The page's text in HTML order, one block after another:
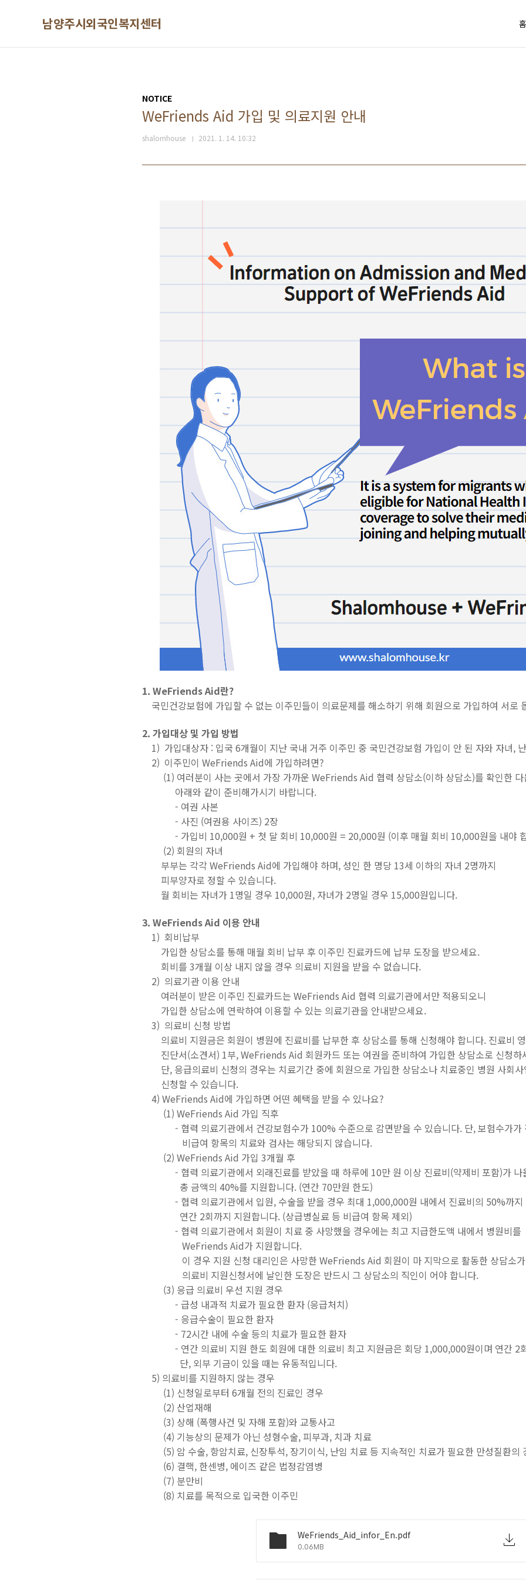
남양주시외국인복지센터 홈
NOTICE
WeFriends Aid 가입 및 의료지원 안내
shalomhouse 2021. 1. 14. 10:32
1. WeFriends Aid란?
국민건강보험에 가입할 수 없는 이주민들이 의료문제를 해소하기 위해 회원으로 가입하여 서로
2. 가입대상 및 가입 방법
1) 가입대상자 : 입국 6개월이 지난 국내 거주 이주민 중 국민건강보험 가입이 안 된 자와 자녀,
2) 이주민이 WeFriends Aid에 가입하려면?
(1) 여러분이 사는 곳에서 가장 가까운 WeFriends Aid 협력 상담소(이하 상담소)를 확인한 다
아래와 같이 준비해가시기 바랍니다.
- 여권 사본
- 사진 (여권용 사이즈) 2장
- 가입비 10,000원 + 첫 달 회비 10,000원 = 20,000원 (이후 매월 회비 10,000원을 내야
(2) 회원의 자녀
부부는 각각 WeFriends Aid에 가입해야 하며, 성인 한 명당 13세 이하의 자녀 2명까지
피부양자로 정할 수 있습니다.
월 회비는 자녀가 1명일 경우 10,000원, 자녀가 2명일 경우 15,000원입니다.
3. WeFriends Aid 이용 안내
1) 회비납부
가입한 상담소를 통해 매월 회비 납부 후 이주민 진료카드에 납부 도장을 받으세요.
회비를 3개월 이상 내지 않을 경우 의료비 지원을 받을 수 없습니다.
2) 의료기관 이용 안내
여러분이 받은 이주민 진료카드는 WeFriends Aid 협력 의료기관에서만 적용되오니
가입한 상담소에 연락하여 이용할 수 있는 의료기관을 안내받으세요.
3) 의료비 신청 방법
의료비 지원금은 회원이 병원에 진료비를 납부한 후 상담소를 통해 신청해야 합니다. 진료비
진단서(소견서) 1부, WeFriends Aid 회원카드 또는 여권을 준비하여 가입한 상담소로 신청하
단, 응급의료비 신청의 경우는 치료기간 중에 회원으로 가입한 상담소나 치료중인 병원 사회사
신청할 수 있습니다.
4) WeFriends Aid에 가입하면 어떤 혜택을 받을 수 있나요?
(1) WeFriends Aid 가입 직후
- 협력 의료기관에서 건강보험수가 100% 수준으로 감면받을 수 있습니다. 단, 보험수가가
비급여 항목의 치료와 검사는 해당되지 않습니다.
(2) WeFriends Aid 가입 3개월 후
- 협력 의료기관에서 외래진료를 받았을 때 하루에 10만 원 이상 진료비(약제비 포함)가 나
총 금액의 40%를 지원합니다. (연간 70만원 한도)
- 협력 의료기관에서 입원, 수술을 받을 경우 최대 1,000,000원 내에서 진료비의 50%까지
연간 2회까지 지원합니다. (상급병실료 등 비급여 항목 제외)
- 협력 의료기관에서 회원이 치료 중 사망했을 경우에는 최고 지급한도액 내에서 병원비를
WeFriends Aid가 지원합니다.
이 경우 지원 신청 대리인은 사망한 WeFriends Aid 회원이 마 지막으로 활동한 상담소가
의료비 지원신청서에 날인한 도장은 반드시 그 상담소의 직인이 어야 합니다.
(3) 응급 의료비 우선 지원 경우
- 급성 내과적 치료가 필요한 환자 (응급처치)
- 응급수술이 필요한 환자
- 72시간 내에 수술 등의 치료가 필요한 환자
- 연간 의료비 지원 한도 회원에 대한 의료비 최고 지원금은 회당 1,000,000원이며 연간 2
단, 외부 기금이 있을 때는 유동적입니다.
5) 의료비를 지원하지 않는 경우
(1) 신청일로부터 6개월 전의 진료인 경우
(2) 산업재해
(3) 상해 (폭행사건 및 자해 포함)와 교통사고
(4) 기능상의 문제가 아닌 성형수술, 피부과, 치과 치료
(5) 암 수술, 항암치료, 신장투석, 장기이식, 난임 치료 등 지속적인 치료가 필요한 만성질환의
(6) 결핵, 한센병, 에이즈 같은 법정감염병
(7) 분만비
(8) 치료를 목적으로 입국한 이주민
WeFriends_Aid_infor_En.pdf
0.06MB